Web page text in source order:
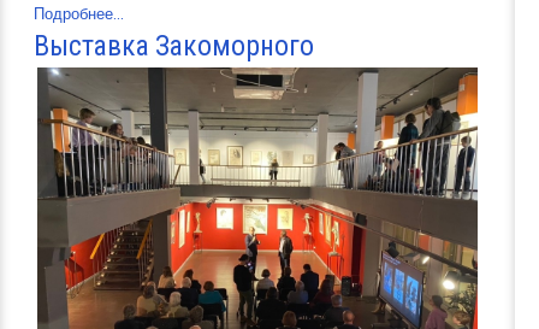
Подробнее...
Выставка Закоморного